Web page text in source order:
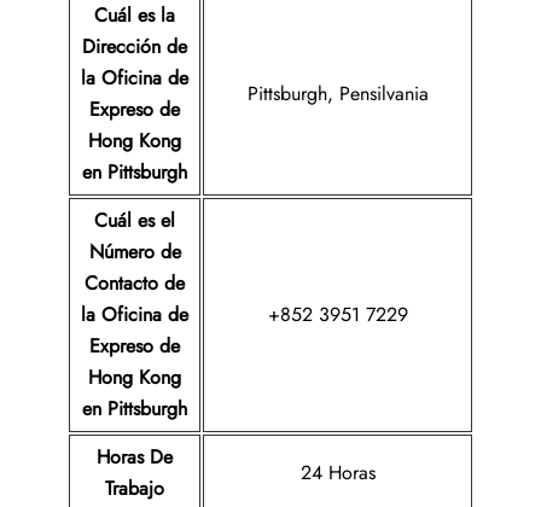
Cuál es la
Dirección de
la Oficina de
Expreso de
Hong Kong
en Pittsburgh
Pittsburgh, Pensilvania
Cuál es el
Número de
Contacto de
la Oficina de
Expreso de
Hong Kong
en Pittsburgh
+852 3951 7229
Horas De
Trabajo
24 Horas